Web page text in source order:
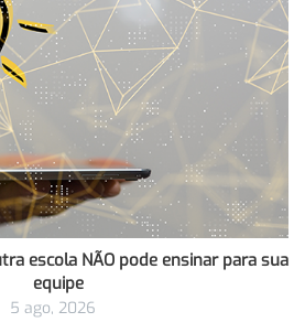
escola NÃO pode ensinar para sua
equipe
5 ago, 2026